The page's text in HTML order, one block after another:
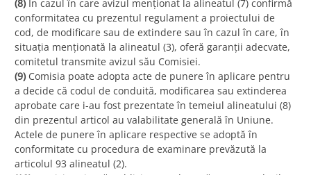
(8) În cazul în care avizul menționat la alineatul (7) confirmă
conformitatea cu prezentul regulament a proiectului de
cod, de modificare sau de extindere sau în cazul în care, în
situația menționată la alineatul (3), oferă garanții adecvate,
comitetul transmite avizul său Comisiei.
(9) Comisia poate adopta acte de punere în aplicare pentru
a decide că codul de conduită, modificarea sau extinderea
aprobate care i-au fost prezentate în temeiul alineatului (8)
din prezentul articol au valabilitate generală în Uniune.
Actele de punere în aplicare respective se adoptă în
conformitate cu procedura de examinare prevăzută la
articolul 93 alineatul (2).